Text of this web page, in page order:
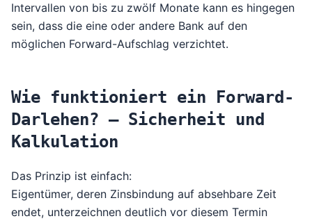
Intervallen von bis zu zwölf Monate kann es hingegen
sein, dass die eine oder andere Bank auf den
möglichen Forward-Aufschlag verzichtet.
Wie funktioniert ein Forward-
Darlehen? – Sicherheit und
Kalkulation
Das Prinzip ist einfach:
Eigentümer, deren Zinsbindung auf absehbare Zeit
endet, unterzeichnen deutlich vor diesem Termin